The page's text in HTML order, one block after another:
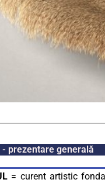
- prezentare generală
= curent artistic